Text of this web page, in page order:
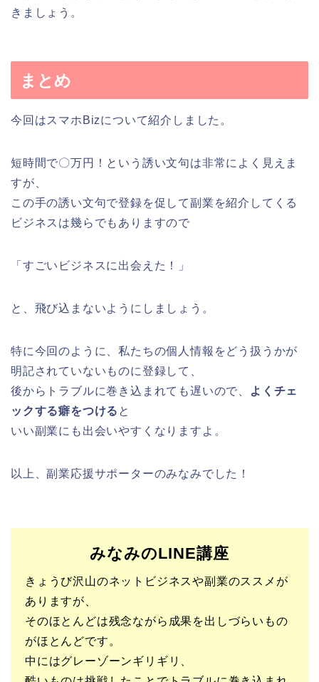
きましょう。
まとめ
今回はスマホBizについて紹介しました。
短時間で〇万円！という誘い文句は非常によく見えま
すが、
この手の誘い文句で登録を促して副業を紹介してくる
ビジネスは幾らでもありますので
「すごいビジネスに出会えた！」
と、飛び込まないようにしましょう。
特に今回のように、私たちの個人情報をどう扱うかが
明記されていないものに登録して、
後からトラブルに巻き込まれても遅いので、
よくチェ
ックする癖をつける と
いい副業にも出会いやすくなりますよ。
以上、副業応援サポーターのみなみでした！
みなみのLINE講座
きょうび沢山のネットビジネスや副業のススメが
ありますが、
そのほとんどは残念ながら成果を出しづらいもの
がほとんどです。
中にはグレーゾーンギリギリ、